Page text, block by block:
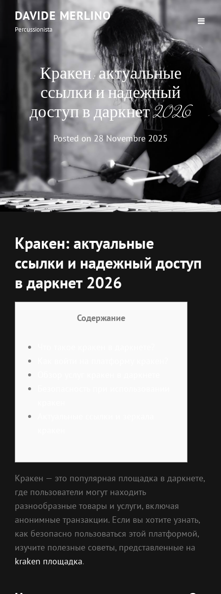
DAVIDE MERLINO
Percussionista
Кракен: актуальные
ссылки и надежный
доступ в даркнет 2026
Posted on 28 Novembre 2025
Кракен: актуальные
ссылки и надежный доступ
в даркнет 2026
Содержание
Кракен — это популярная площадка в даркнете,
где пользователи могут находить
разнообразные товары и услуги, включая
анонимные транзакции. Если вы хотите узнать,
как безопасно пользоваться этой платформой,
изучите полезные советы, представленные на
kraken площадка.